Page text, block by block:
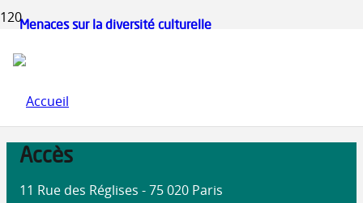
Menaces sur la diversité culturelle
Rapport mondial sur le développement humain 2004 :
Accès
11 Rue des Réglises - 75 020 Paris